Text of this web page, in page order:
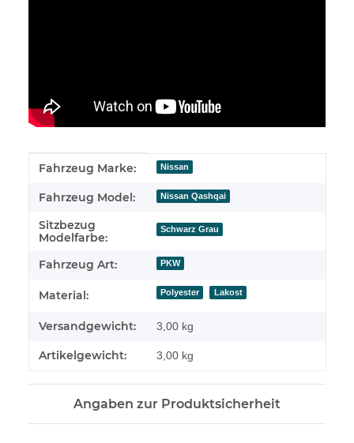
Produkteigenschaft
Wert
Fahrzeug Marke: Nissan
Fahrzeug Model: Nissan Qashqai
Sitzbezug
Modelfarbe:
Schwarz Grau
Fahrzeug Art: PKW
Material: Polyester Lakost
Versandgewicht: 3,00 kg
Artikelgewicht: 3,00 kg
Angaben zur Produktsicherheit